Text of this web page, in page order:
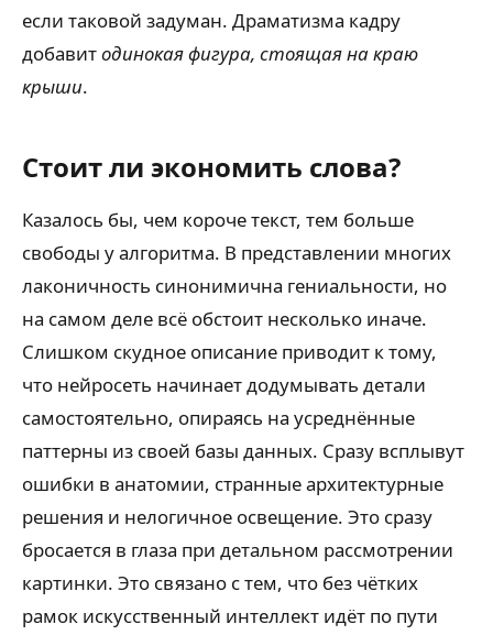
если таковой задуман. Драматизма кадру
добавитодинокая фигура, стоящая на краю
крыши.
Стоит ли экономить слова?
Казалось бы, чем короче текст, тем больше
свободы у алгоритма. В представлении многих
лаконичность синонимична гениальности, но
на самом деле всё обстоит несколько иначе.
Слишком скудное описание приводит к тому,
что нейросеть начинает додумывать детали
самостоятельно, опираясь на усреднённые
паттерны из своей базы данных. Сразу всплывут
ошибки в анатомии, странные архитектурные
решения и нелогичное освещение. Это сразу
бросается в глаза при детальном рассмотрении
картинки. Это связано с тем, что без чётких
рамок искусственный интеллект идёт по пути